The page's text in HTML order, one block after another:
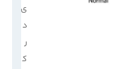
ی
د
ر
ک